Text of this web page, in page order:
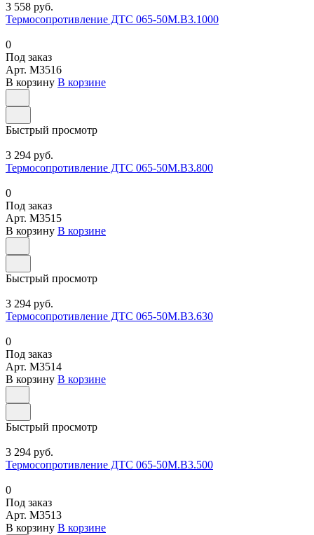
3 558 руб.
Термосопротивление ДТС 065-50М.В3.1000
0
Под заказ
Арт. M3516
В корзину В корзине
Быстрый просмотр
3 294 руб.
Термосопротивление ДТС 065-50М.В3.800
0
Под заказ
Арт. M3515
В корзину В корзине
Быстрый просмотр
3 294 руб.
Термосопротивление ДТС 065-50М.В3.630
0
Под заказ
Арт. M3514
В корзину В корзине
Быстрый просмотр
3 294 руб.
Термосопротивление ДТС 065-50М.В3.500
0
Под заказ
Арт. M3513
В корзину В корзине